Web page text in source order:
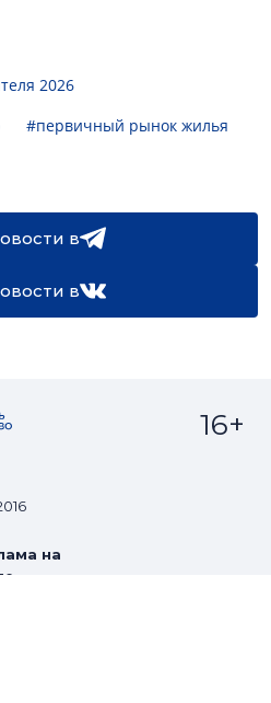
2026
#первичный рынок жилья
в
в
16+
на